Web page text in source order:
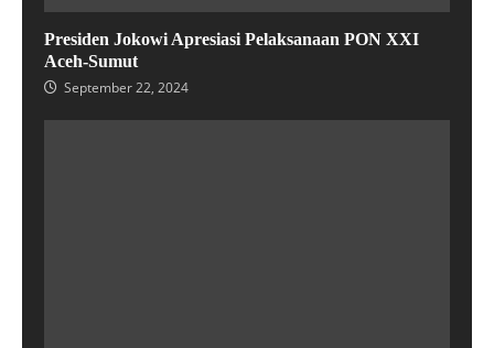
Presiden Jokowi Apresiasi Pelaksanaan PON XXI
Aceh-Sumut
September 22, 2024